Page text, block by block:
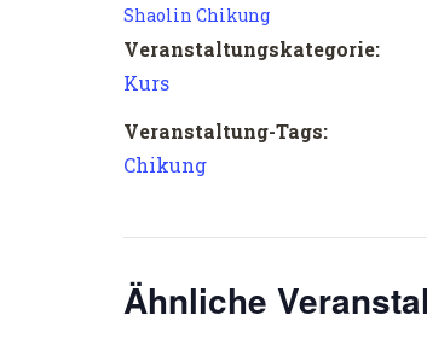
Shaolin Chikung
Veranstaltungskategorie:
Kurs
Veranstaltung-Tags:
Chikung
Ähnliche